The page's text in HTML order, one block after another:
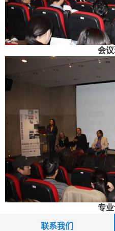
会
专
联系我们